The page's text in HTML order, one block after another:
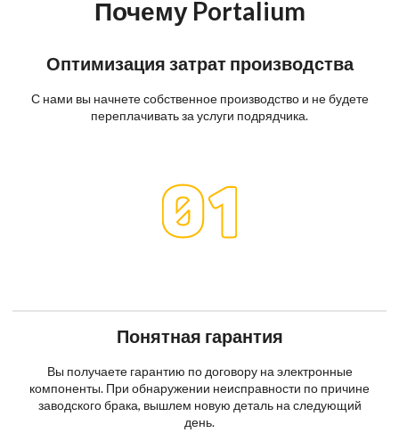
Почему Portalium
Оптимизация затрат производства
С нами вы начнете собственное производство и не будете
переплачивать за услуги подрядчика.
Понятная гарантия
Вы получаете гарантию по договору на электронные
компоненты. При обнаружении неисправности по причине
заводского брака, вышлем новую деталь на следующий
день.